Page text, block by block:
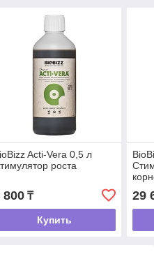
Acti-Vera 0,5 л
роста
800₸
Купить
29